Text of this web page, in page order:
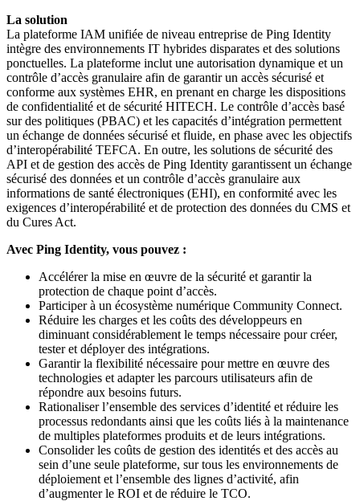
La solution
La plateforme IAM unifiée de niveau entreprise de Ping Identity
intègre des environnements IT hybrides disparates et des solutions
ponctuelles. La plateforme inclut une autorisation dynamique et un
contrôle d’accès granulaire afin de garantir un accès sécurisé et
conforme aux systèmes EHR, en prenant en charge les dispositions
de confidentialité et de sécurité HITECH. Le contrôle d’accès basé
sur des politiques (PBAC) et les capacités d’intégration permettent
un échange de données sécurisé et fluide, en phase avec les objectifs
d’interopérabilité TEFCA. En outre, les solutions de sécurité des
API et de gestion des accès de Ping Identity garantissent un échange
sécurisé des données et un contrôle d’accès granulaire aux
informations de santé électroniques (EHI), en conformité avec les
exigences d’interopérabilité et de protection des données du CMS et
du Cures Act.
Avec Ping Identity, vous pouvez :
Accélérer la mise en œuvre de la sécurité et garantir la
protection de chaque point d’accès.
Participer à un écosystème numérique Community Connect.
Réduire les charges et les coûts des développeurs en
diminuant considérablement le temps nécessaire pour créer,
tester et déployer des intégrations.
Garantir la flexibilité nécessaire pour mettre en œuvre des
technologies et adapter les parcours utilisateurs afin de
répondre aux besoins futurs.
Rationaliser l’ensemble des services d’identité et réduire les
processus redondants ainsi que les coûts liés à la maintenance
de multiples plateformes produits et de leurs intégrations.
Consolider les coûts de gestion des identités et des accès au
sein d’une seule plateforme, sur tous les environnements de
déploiement et l’ensemble des lignes d’activité, afin
d’augmenter le ROI et de réduire le TCO.